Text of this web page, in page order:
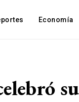
Economía